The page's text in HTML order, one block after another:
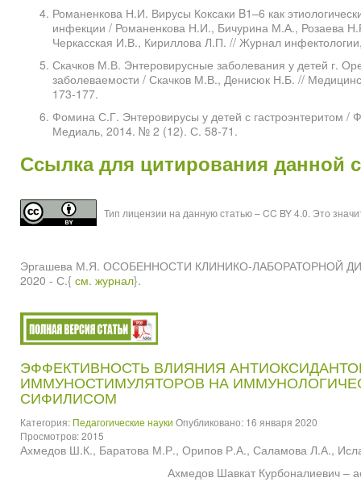
Романенкова Н.И. Вирусы Коксаки B1–6 как
инфекции / Романенкова Н.И., Бичурина М.А., Розаева
Черкасская И.В., Кириллова Л.П. // Журнал
Скачков М.В. Энтеровирусные заболевания у детей г.
заболеваемости / Скачков М.В., Денисюк Н.Б. //
173-177.
Фомина С.Г. Энтеровирусы у детей с гастроэнтеритом
Медиаль, 2014. № 2 (12). С. 58-71.
Ссылка для цитирования данной
Тип лицензии на данную статью – CC BY 4.0. Это
Эргашева М.Я. ОСОБЕННОСТИ КЛИНИКО-ЛАБОРАТОРНОЙ
2020 - С.{ см. журнал}.
ЭФФЕКТИВНОСТЬ ВЛИЯНИЯ
ИММУНОСТИМУЛЯТОРОВ НА
СИФИЛИСОМ
Категория: Педагогические науки Опубликовано: 16 января 2020
Просмотров: 2015
Ахмедов Ш.К., Баратова М.Р., Орипов Р.А., Саламова Л.А.,
Ахмедов Шавкат Курбоналиевич –